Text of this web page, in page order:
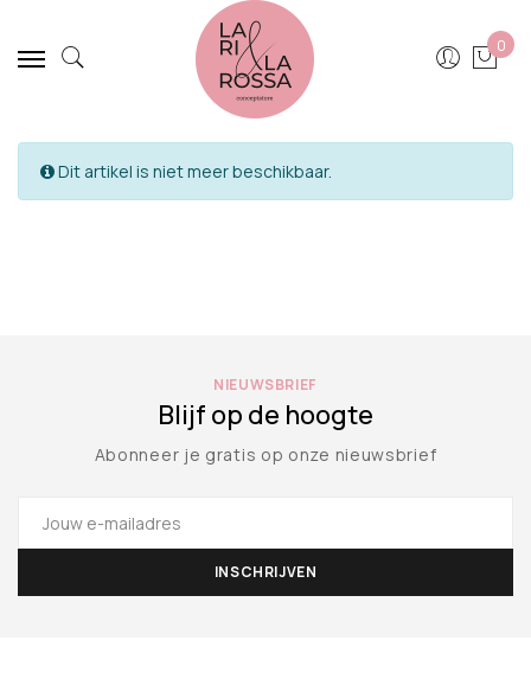
0
Dit artikel is niet meer beschikbaar.
NIEUWSBRIEF
Blijf op de hoogte
Abonneer je gratis op onze nieuwsbrief